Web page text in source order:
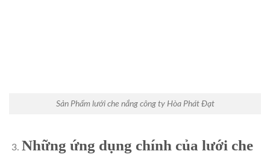
Sản Phẩm lưới che nắng công ty Hòa Phát Đạt
Những ứng dụng chính của lưới che